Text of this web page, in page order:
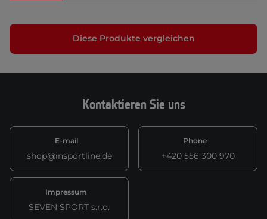
Diese Produkte vergleichen
Kontaktieren Sie uns
E-mail
shop@insportline.de
Phone
+420 556 300 970
Impressum
SEVEN SPORT s.r.o.